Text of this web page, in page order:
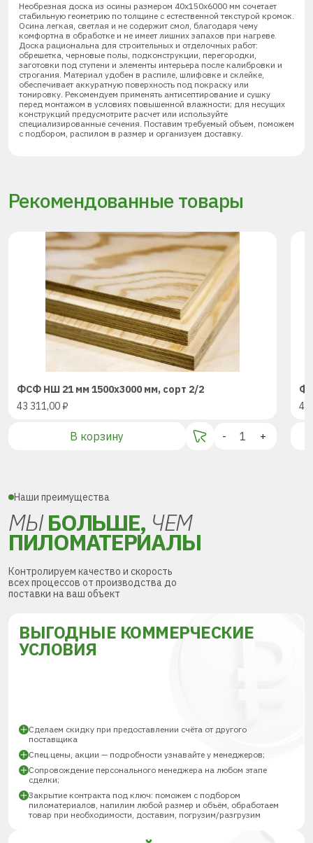
Необрезная доска из осины размером 40х150х6000 мм сочетает
стабильную геометрию по толщине с естественной текстурой кромок.
Осина легкая, светлая и не содержит смол, благодаря чему
комфортна в обработке и не имеет лишних запахов при нагреве.
Доска рациональна для строительных и отделочных работ:
обрешетка, черновые полы, подконструкции, перегородки,
заготовки под ступени и элементы интерьера после калибровки и
строгания. Материал удобен в распиле, шлифовке и склейке,
обеспечивает аккуратную поверхность под покраску или
тонировку. Рекомендуем применять антисептирование и сушку
перед монтажом в условиях повышенной влажности; для несущих
конструкций предусмотрите расчет или используйте
специализированные сечения. Поставим требуемый объем, поможем
с подбором, распилом в размер и организуем доставку.
Рекомендованные товары
ФСФ НШ 21 мм 1500х3000 мм, сорт 2/2
43 311,00₽
В корзину - +
43
Наши преимущества
МЫБОЛЬШЕ, ЧЕМ
ПИЛОМАТЕРИАЛЫ
Контролируем качество и скорость
всех процессов от производства до
поставки на ваш объект
ВЫГОДНЫЕ КОММЕРЧЕСКИЕ
УСЛОВИЯ
Сделаем скидку при предоставлении счёта от другого
поставщика
Спец.цены, акции — подробности узнавайте у менеджеров;
Сопровождение персонального менеджера на любом этапе
сделки;
Закрытие контракта под ключ: поможем с подбором
пиломатериалов, напилим любой размер и объём, обработаем
товар при необходимости, доставим, погрузим/разгрузим